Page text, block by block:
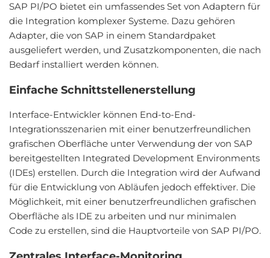
SAP PI/PO bietet ein umfassendes Set von Adaptern für
die Integration komplexer Systeme. Dazu gehören
Adapter, die von SAP in einem Standardpaket
ausgeliefert werden, und Zusatzkomponenten, die nach
Bedarf installiert werden können.
Einfache Schnittstellenerstellung
Interface-Entwickler können End-to-End-
Integrationsszenarien mit einer benutzerfreundlichen
grafischen Oberfläche unter Verwendung der von SAP
bereitgestellten Integrated Development Environments
(IDEs) erstellen. Durch die Integration wird der Aufwand
für die Entwicklung von Abläufen jedoch effektiver. Die
Möglichkeit, mit einer benutzerfreundlichen grafischen
Oberfläche als IDE zu arbeiten und nur minimalen
Code zu erstellen, sind die Hauptvorteile von SAP PI/PO.